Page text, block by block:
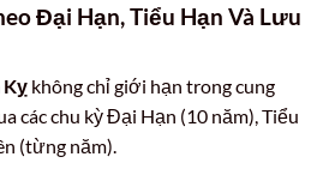
Đại Hạn, Tiểu Hạn Và Lưu
Kỵ không chỉ giới hạn trong cung
các chu kỳ Đại Hạn (10 năm), Tiểu
(từng năm).